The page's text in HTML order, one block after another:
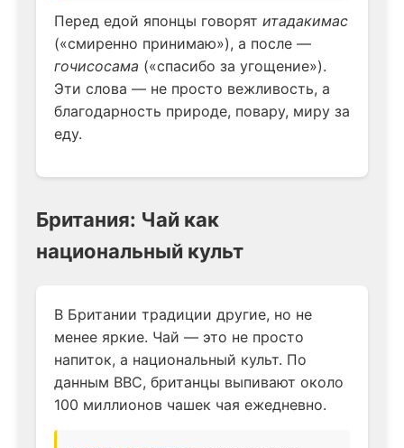
Перед едой японцы говорят итадакимас
(«смиренно принимаю»), а после —
гочисосама («спасибо за угощение»).
Эти слова — не просто вежливость, а
благодарность природе, повару, миру за
еду.
Британия: Чай как
национальный культ
В Британии традиции другие, но не
менее яркие. Чай — это не просто
напиток, а национальный культ. По
данным BBC, британцы выпивают около
100 миллионов чашек чая ежедневно.